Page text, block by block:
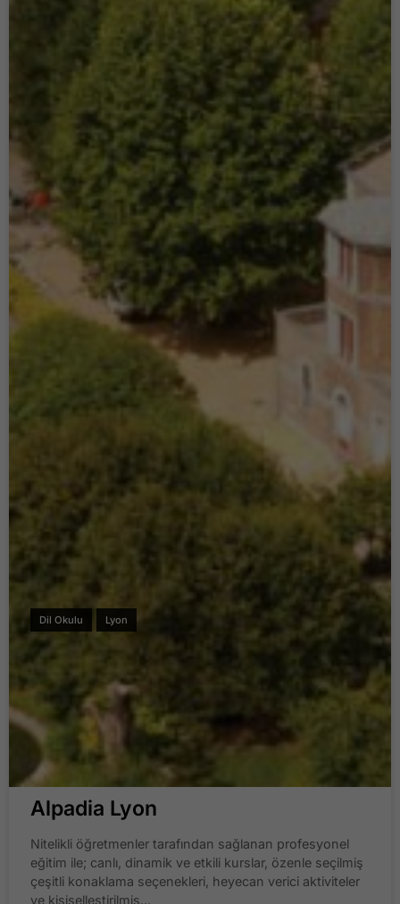
Dil Okulu Lyon
Alpadia Lyon
Nitelikli öğretmenler tarafından sağlanan profesyonel
eğitim ile; canlı, dinamik ve etkili kurslar, özenle seçilmiş
çeşitli konaklama seçenekleri, heyecan verici aktiviteler
ve kişiselleştirilmiş...